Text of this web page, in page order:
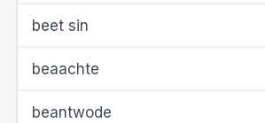
beet sin
beaachte
beantwode